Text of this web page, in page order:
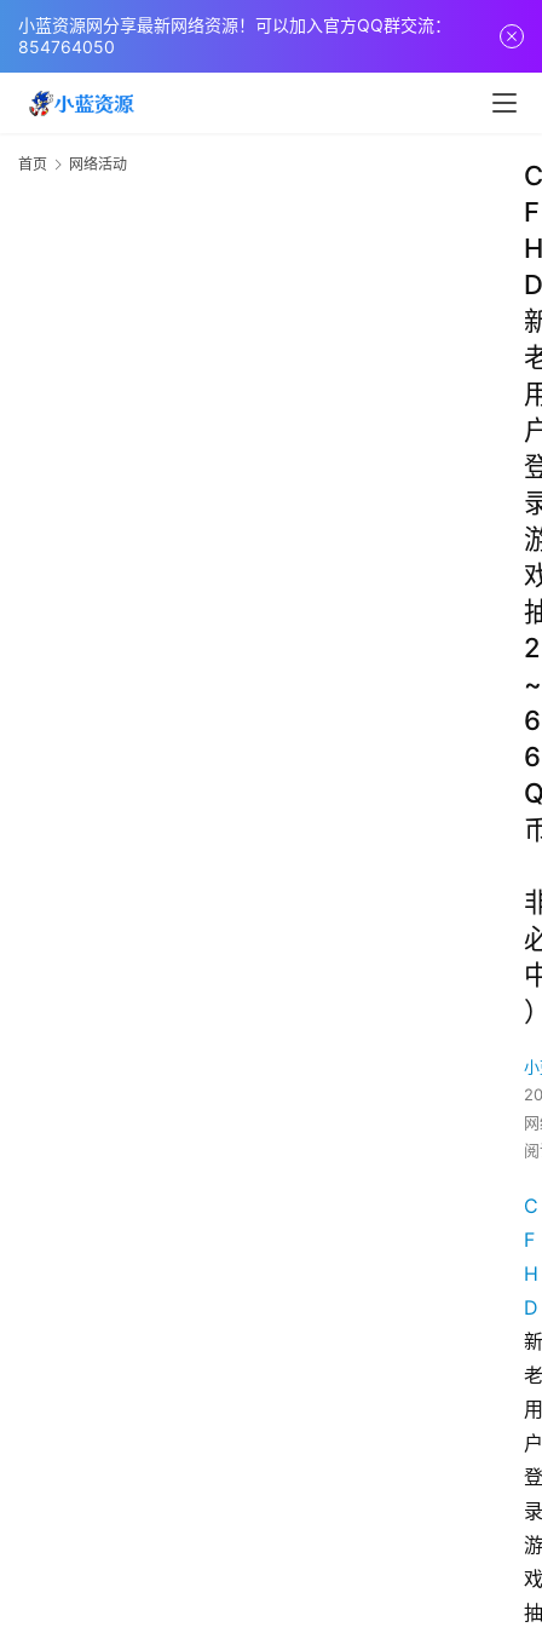
小蓝资源网分享最新网络资源！可以加入官方QQ群交流：
854764050
首页 网络活动
C
F
H
D
2
~
6
6
C
F
H
D
新
老
用
户
登
录
游
戏
抽